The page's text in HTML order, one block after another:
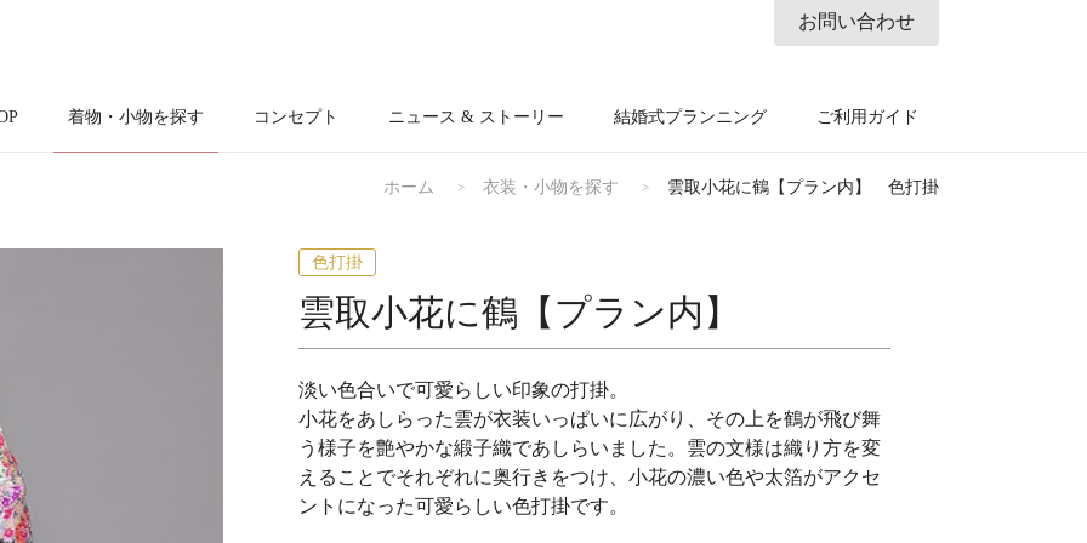
着物・小物を探す コンセプト ニュース & ストーリー 結婚式プランニング ご利用ガイド
お問い合わせ
ホーム 衣装・小物を探す 雲取小花に鶴【プラン内】 色打掛
色打掛
雲取小花に鶴【プラン内】
淡い色合いで可愛らしい印象の打掛。
小花をあしらった雲が衣装いっぱいに広がり、その上を鶴が飛び舞
う様子を艶やかな緞子織であしらいました。雲の文様は織り方を変
えることでそれぞれに奥行きをつけ、小花の濃い色や太箔がアクセ
ントになった可愛らしい色打掛です。